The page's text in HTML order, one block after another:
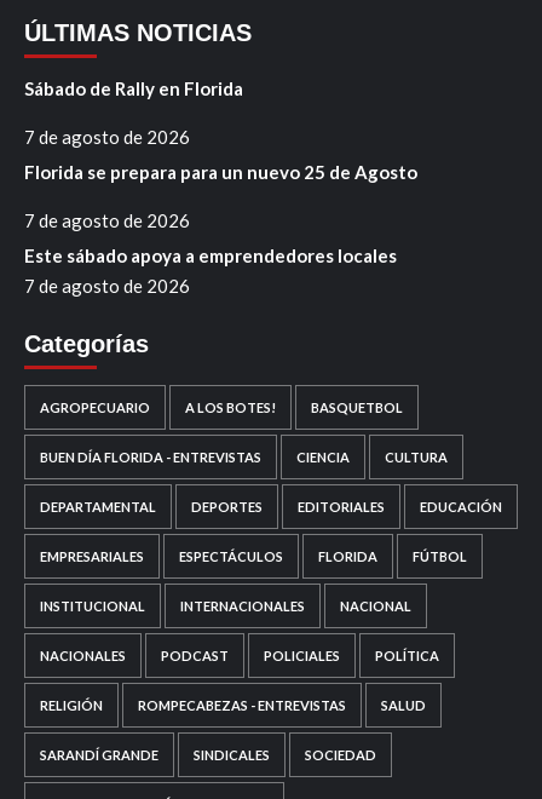
ÚLTIMAS NOTICIAS
Sábado de Rally en Florida
7 de agosto de 2026
Florida se prepara para un nuevo 25 de Agosto
7 de agosto de 2026
Este sábado apoya a emprendedores locales
7 de agosto de 2026
Categorías
AGROPECUARIO A LOS BOTES! BASQUETBOL
BUEN DÍA FLORIDA - ENTREVISTAS CIENCIA CULTURA
DEPARTAMENTAL DEPORTES EDITORIALES EDUCACIÓN
EMPRESARIALES ESPECTÁCULOS FLORIDA FÚTBOL
INSTITUCIONAL INTERNACIONALES NACIONAL
NACIONALES PODCAST POLICIALES POLÍTICA
RELIGIÓN ROMPECABEZAS - ENTREVISTAS SALUD
SARANDÍ GRANDE SINDICALES SOCIEDAD